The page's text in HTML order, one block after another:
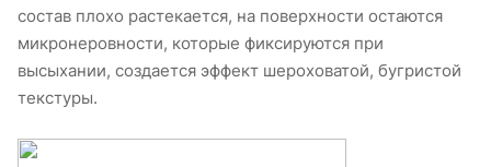
состав плохо растекается, на поверхности остаются
микронеровности, которые фиксируются при
высыхании, создается эффект шероховатой, бугристой
текстуры.